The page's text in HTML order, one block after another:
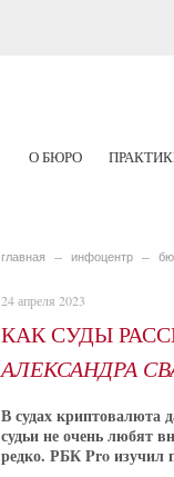
О БЮРО
главная инфоцентр
24 апреля 2023
КАК СУДЫ
АЛЕКСАНДРА
В судах криптовалюта
судьи не очень любят
редко. РБК Pro изучил